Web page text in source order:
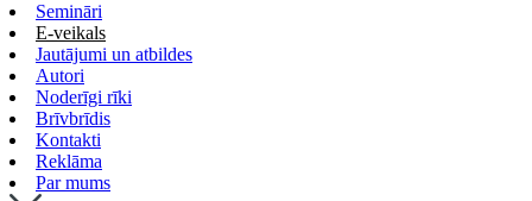
Semināri
E-veikals
Jautājumi un atbildes
Autori
Noderīgi rīki
Brīvbrīdis
Kontakti
Reklāma
Par mums